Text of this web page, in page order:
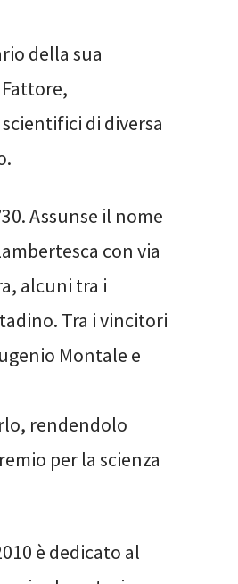
della sua
di diversa
Assunse il nome
con via
alcuni tra i
Tra i vincitori
Montale e
rendendolo
per la scienza
è dedicato al